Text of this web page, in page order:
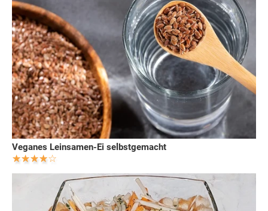
Veganes Leinsamen-Ei selbstgemacht